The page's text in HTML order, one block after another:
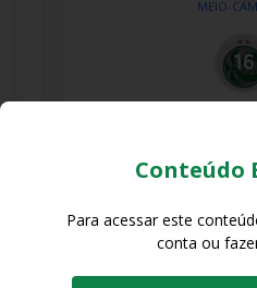
MEIO-
MEIO-
Lucas
Conteúdo
Para acessar este
conta ou